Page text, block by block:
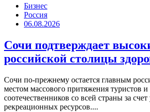
Бизнес
Россия
06.08.2026
Сочи подтверждает
российской столицы
Сочи по-прежнему остается главным
местом массового притяжения туристов и
соотечественников со всей страны за
рекреационных ресурсов....